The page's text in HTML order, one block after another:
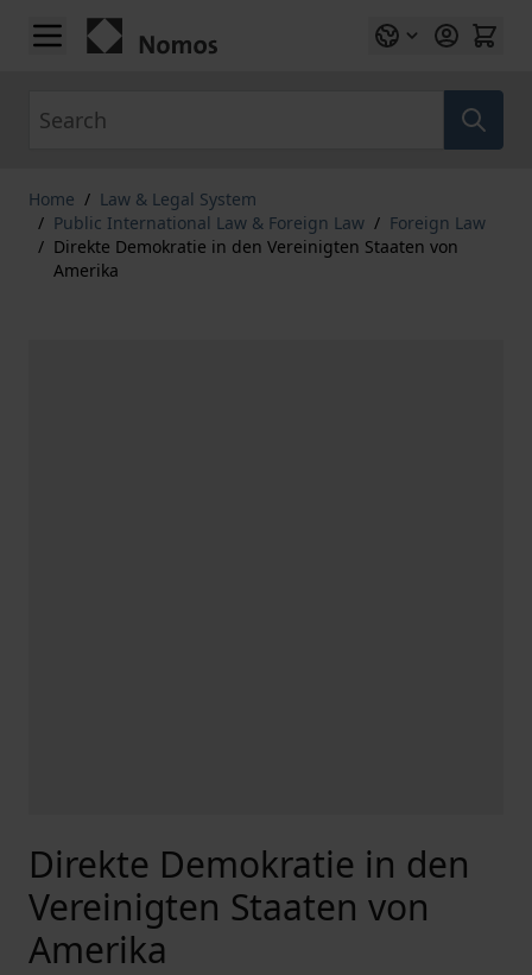
Skip to Content
Home / Law & Legal System
/ Public International Law & Foreign Law / Foreign Law
/ Direkte Demokratie in den Vereinigten Staaten von
Amerika
Direkte Demokratie in den
Vereinigten Staaten von
Amerika